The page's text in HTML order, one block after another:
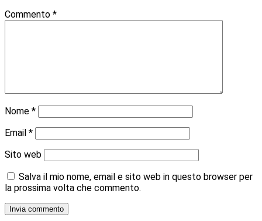
Commento *
Nome *
Email *
Sito web
Salva il mio nome, email e sito web in questo browser per
la prossima volta che commento.